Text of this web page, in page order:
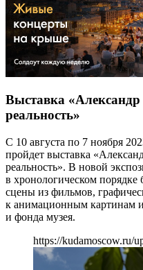
Выставка
реальность»
С 10 августа по 7 ноября
пройдет выставка
реальность». В новой
в хронологическом порядке
сцены из фильмов,
к анимационным картинам
и фонда музея.
https://kudamoscow.ru/